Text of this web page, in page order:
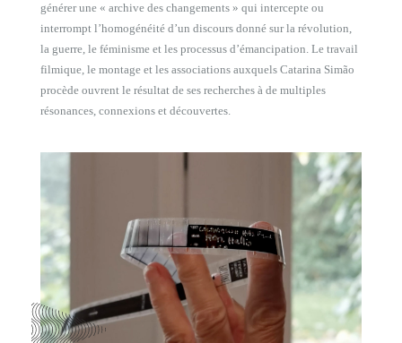
générer une « archive des changements » qui intercepte ou
interrompt l’homogénéité d’un discours donné sur la révolution,
la guerre, le féminisme et les processus d’émancipation. Le travail
filmique, le montage et les associations auxquels Catarina Simão
procède ouvrent le résultat de ses recherches à de multiples
résonances, connexions et découvertes.